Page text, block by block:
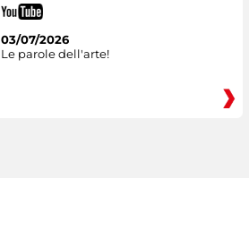
03/07/2026
Le parole dell'arte!